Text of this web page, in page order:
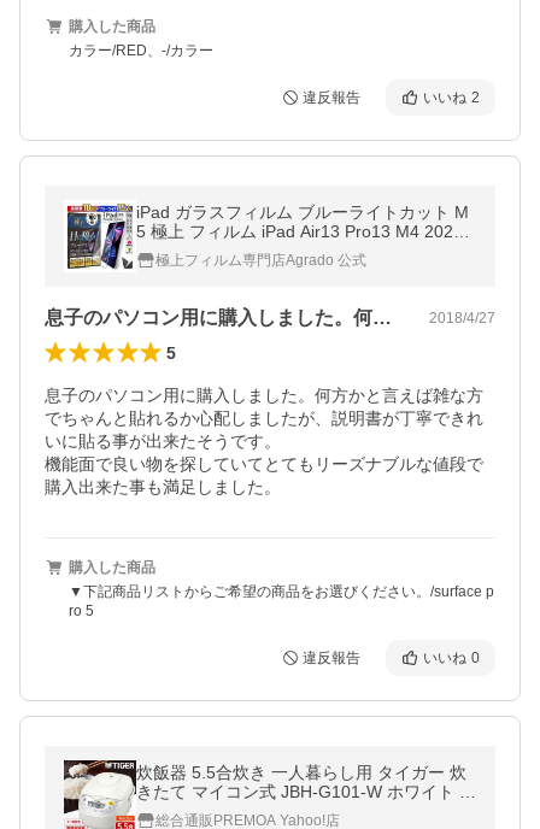
購入した商品
カラー/RED、-/カラー
違反報告 いいね 2
iPad ガラスフィルム ブルーライトカット M
5 極上 フィルム iPad Air13 Pro13 M4 2025
M2 iPad タブレットケースに干渉しない
極上フィルム専門店Agrado 公式
息子のパソコン用に購入しました。何方か… 2018/4/27
5
息子のパソコン用に購入しました。何方かと言えば雑な方
でちゃんと貼れるか心配しましたが、説明書が丁寧できれ
いに貼る事が出来たそうです。
機能面で良い物を探していてとてもリーズナブルな値段で
購入出来た事も満足しました。
購入した商品
▼下記商品リストからご希望の商品をお選びください。/surface p
ro 5
違反報告 いいね 0
炊飯器 5.5合炊き 一人暮らし用 タイガー 炊
きたて マイコン式 JBH-G101-W ホワイト 調
理メニュー付き TIGER 新生活
総合通販PREMOA Yahoo!店